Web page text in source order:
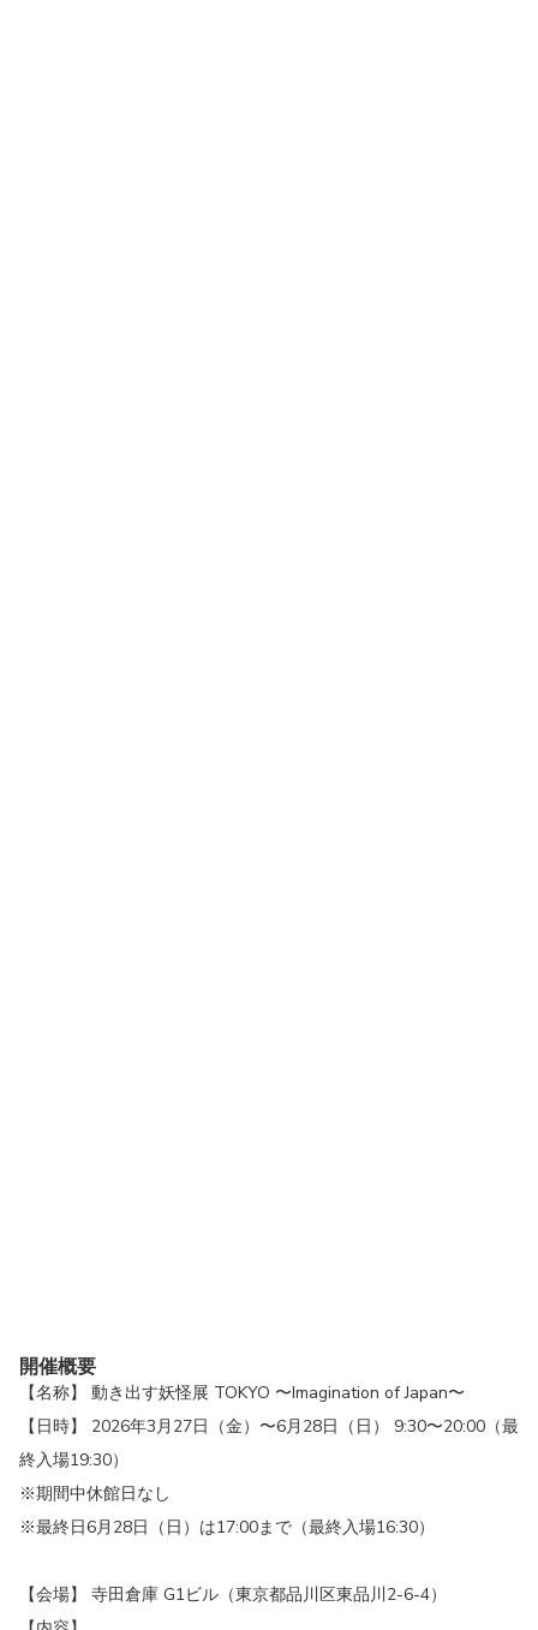
開催概要
【名称】 動き出す妖怪展 TOKYO 〜Imagination of Japan〜
【日時】 2026年3月27日（金）〜6月28日（日） 9:30〜20:00（最
終⼊場19:30）
※期間中休館日なし
※最終日6月28日（日）は17:00まで（最終入場16:30）
【会場】 寺田倉庫 G1ビル（東京都品川区東品川2-6-4）